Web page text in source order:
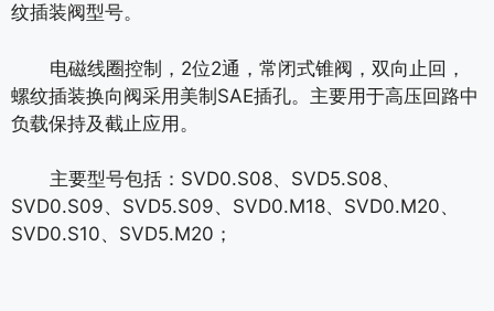
纹插装阀型号。
电磁线圈控制，2位2通，常闭式锥阀，双向止回，
螺纹插装换向阀采用美制SAE插孔。 主要用于高压回路中
负载保持及截止应用。
主要型号包括：SVD0.S08、SVD5.S08、
SVD0.S09、SVD5.S09、SVD0.M18、SVD0.M20、
SVD0.S10、SVD5.M20；